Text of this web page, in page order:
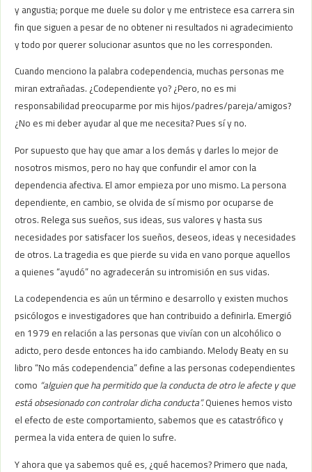
y angustia; porque me duele su dolor y me entristece esa carrera sin
fin que siguen a pesar de no obtener ni resultados ni agradecimiento
y todo por querer solucionar asuntos que no les corresponden.
Cuando menciono la palabra codependencia, muchas personas me
miran extrañadas. ¿Codependiente yo? ¿Pero, no es mi
responsabilidad preocuparme por mis hijos/padres/pareja/amigos?
¿No es mi deber ayudar al que me necesita? Pues sí y no.
Por supuesto que hay que amar a los demás y darles lo mejor de
nosotros mismos, pero no hay que confundir el amor con la
dependencia afectiva. El amor empieza por uno mismo. La persona
dependiente, en cambio, se olvida de sí mismo por ocuparse de
otros. Relega sus sueños, sus ideas, sus valores y hasta sus
necesidades por satisfacer los sueños, deseos, ideas y necesidades
de otros. La tragedia es que pierde su vida en vano porque aquellos
a quienes “ayudó” no agradecerán su intromisión en sus vidas.
La codependencia es aún un término e desarrollo y existen muchos
psicólogos e investigadores que han contribuido a definirla. Emergió
en 1979 en relación a las personas que vivían con un alcohólico o
adicto, pero desde entonces ha ido cambiando. Melody Beaty en su
libro “No más codependencia” define a las personas codependientes
como “alguien que ha permitido que la conducta de otro le afecte y que
está obsesionado con controlar dicha conducta”.Quienes hemos visto
el efecto de este comportamiento, sabemos que es catastrófico y
permea la vida entera de quien lo sufre.
Y ahora que ya sabemos qué es, ¿qué hacemos? Primero que nada,